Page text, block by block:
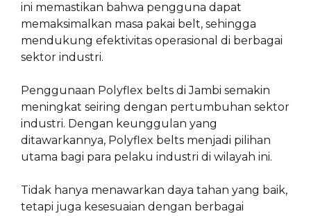
ini memastikan bahwa pengguna dapat
memaksimalkan masa pakai belt, sehingga
mendukung efektivitas operasional di berbagai
sektor industri.
Penggunaan Polyflex belts di Jambi semakin
meningkat seiring dengan pertumbuhan sektor
industri. Dengan keunggulan yang
ditawarkannya, Polyflex belts menjadi pilihan
utama bagi para pelaku industri di wilayah ini.
Tidak hanya menawarkan daya tahan yang baik,
tetapi juga kesesuaian dengan berbagai